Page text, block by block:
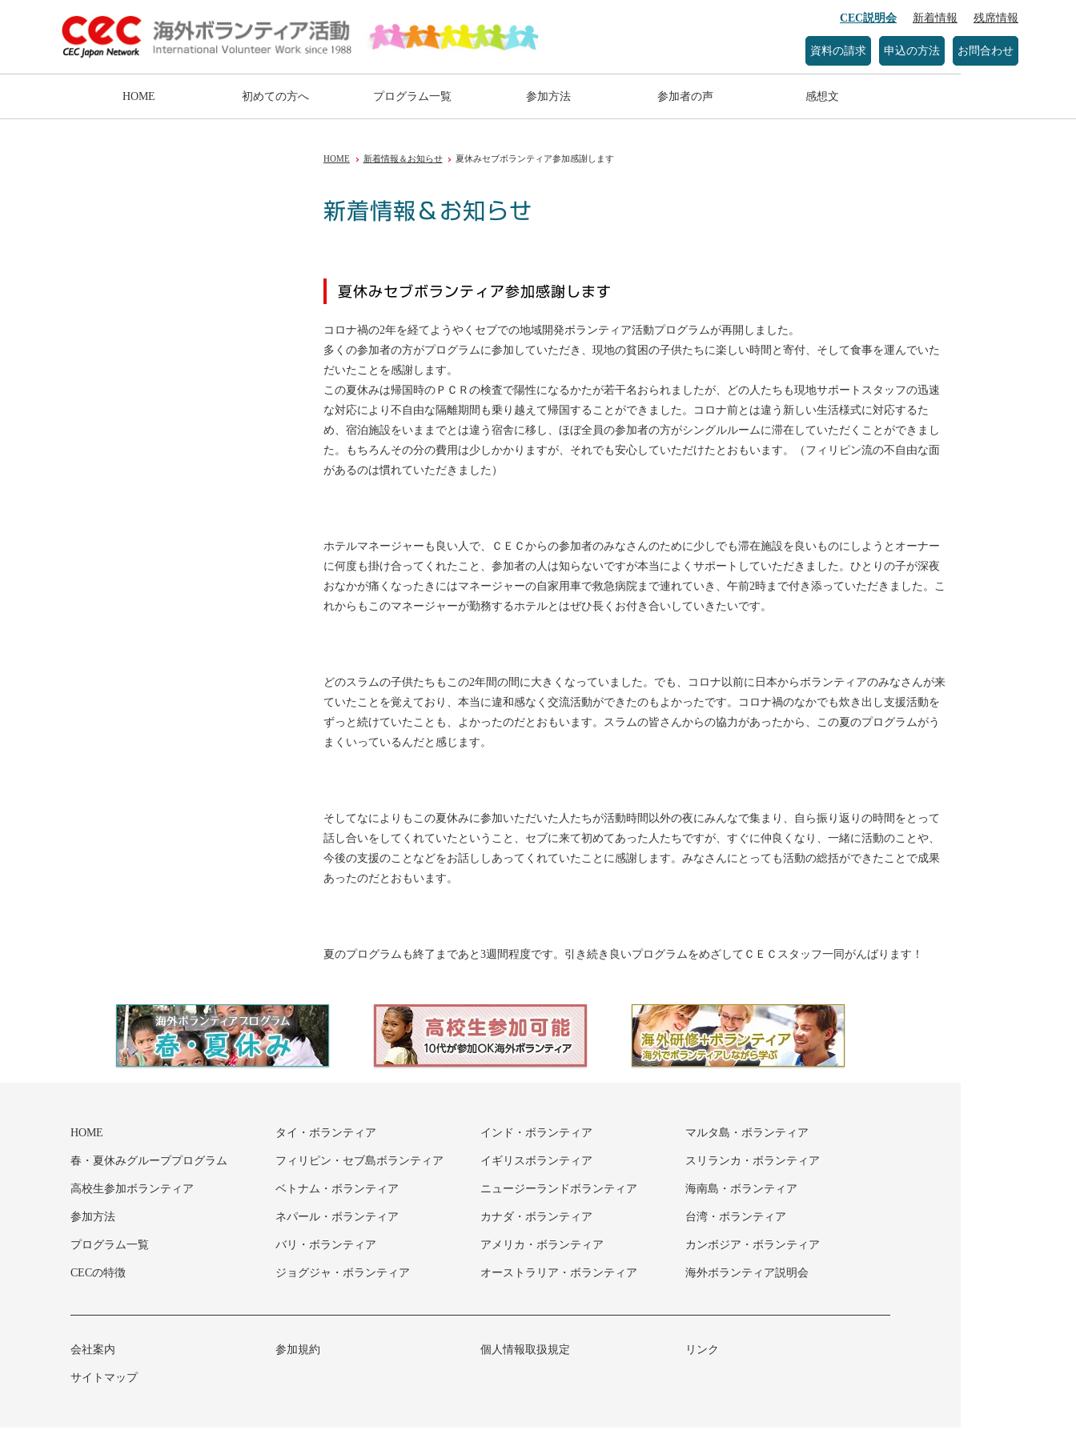
CEC説明会 新着情報 残席情報
資料の請求 申込の方法 お問合わせ
HOME 初めての方へ プログラム一覧 参加方法 参加者の声 感想文
HOME 新着情報＆お知らせ 夏休みセブボランティア参加感謝します
新着情報＆お知らせ
夏休みセブボランティア参加感謝します
コロナ禍の2年を経てようやくセブでの地域開発ボランティア活動プログラムが再開しました。
多くの参加者の方がプログラムに参加していただき、現地の貧困の子供たちに楽しい時間と寄付、そして食事を運んでいた
だいたことを感謝します。
この夏休みは帰国時のＰＣＲの検査で陽性になるかたが若干名おられましたが、どの人たちも現地サポートスタッフの迅速
な対応により不自由な隔離期間も乗り越えて帰国することができました。コロナ前とは違う新しい生活様式に対応するた
め、宿泊施設をいままでとは違う宿舎に移し、ほぼ全員の参加者の方がシングルルームに滞在していただくことができまし
た。もちろんその分の費用は少しかかりますが、それでも安心していただけたとおもいます。（フィリピン流の不自由な面
があるのは慣れていただきました）
ホテルマネージャーも良い人で、ＣＥＣからの参加者のみなさんのために少しでも滞在施設を良いものにしようとオーナー
に何度も掛け合ってくれたこと、参加者の人は知らないですが本当によくサポートしていただきました。ひとりの子が深夜
おなかが痛くなったきにはマネージャーの自家用車で救急病院まで連れていき、午前2時まで付き添っていただきました。こ
れからもこのマネージャーが勤務するホテルとはぜひ長くお付き合いしていきたいです。
どのスラムの子供たちもこの2年間の間に大きくなっていました。でも、コロナ以前に日本からボランティアのみなさんが来
ていたことを覚えており、本当に違和感なく交流活動ができたのもよかったです。コロナ禍のなかでも炊き出し支援活動を
ずっと続けていたことも、よかったのだとおもいます。スラムの皆さんからの協力があったから、この夏のプログラムがう
まくいっているんだと感じます。
そしてなによりもこの夏休みに参加いただいた人たちが活動時間以外の夜にみんなで集まり、自ら振り返りの時間をとって
話し合いをしてくれていたということ、セブに来て初めてあった人たちですが、すぐに仲良くなり、一緒に活動のことや、
今後の支援のことなどをお話ししあってくれていたことに感謝します。みなさんにとっても活動の総括ができたことで成果
あったのだとおもいます。
夏のプログラムも終了まであと3週間程度です。引き続き良いプログラムをめざしてＣＥＣスタッフ一同がんばります！
HOME
春・夏休みグループプログラム
高校生参加ボランティア
参加方法
プログラム一覧
CECの特徴
タイ・ボランティア
フィリピン・セブ島ボランティア
ベトナム・ボランティア
ネパール・ボランティア
バリ・ボランティア
ジョグジャ・ボランティア
インド・ボランティア
イギリスボランティア
ニュージーランドボランティア
カナダ・ボランティア
アメリカ・ボランティア
オーストラリア・ボランティア
マルタ島・ボランティア
スリランカ・ボランティア
海南島・ボランティア
台湾・ボランティア
カンボジア・ボランティア
海外ボランティア説明会
会社案内 参加規約 個人情報取扱規定 リンク
サイトマップ